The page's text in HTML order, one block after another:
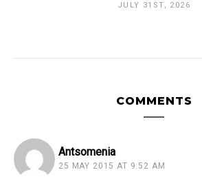
JULY 31ST, 2026
COMMENTS
Antsomenia
25 MAY 2015 AT 9:52 AM